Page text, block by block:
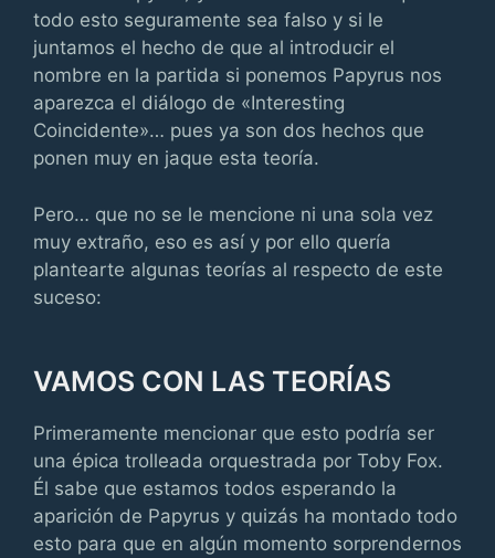
todo esto seguramente sea falso y si le
juntamos el hecho de que al introducir el
nombre en la partida si ponemos Papyrus nos
aparezca el diálogo de «Interesting
Coincidente»… pues ya son dos hechos que
ponen muy en jaque esta teoría.
Pero… que no se le mencione ni una sola vez
muy extraño, eso es así y por ello quería
plantearte algunas teorías al respecto de este
suceso:
VAMOS CON LAS TEORÍAS
Primeramente mencionar que esto podría ser
una épica trolleada orquestrada por Toby Fox.
Él sabe que estamos todos esperando la
aparición de Papyrus y quizás ha montado todo
esto para que en algún momento sorprendernos